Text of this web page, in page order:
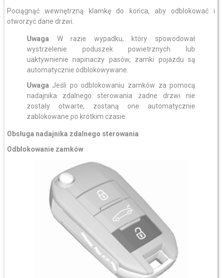
Pociągnąć wewnętrzną klamkę do końca, aby odblokować i
otworzyć dane drzwi.
Uwaga W razie wypadku, który spowodował
wystrzelenie poduszek powietrznych lub
uaktywnienie napinaczy pasów, zamki pojazdu są
automatycznie odblokowywane.
Uwaga Jeśli po odblokowaniu zamków za pomocą
nadajnika zdalnego sterowania żadne drzwi nie
zostały otwarte, zostaną one automatycznie
zablokowane po krótkim czasie.
Obsługa nadajnika zdalnego sterowania
Odblokowanie zamków